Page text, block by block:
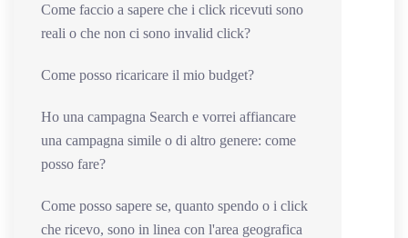
Come faccio a sapere che i click ricevuti sono
reali o che non ci sono invalid click?
Come posso ricaricare il mio budget?
Ho una campagna Search e vorrei affiancare
una campagna simile o di altro genere: come
posso fare?
Come posso sapere se, quanto spendo o i click
che ricevo, sono in linea con l'area geografica